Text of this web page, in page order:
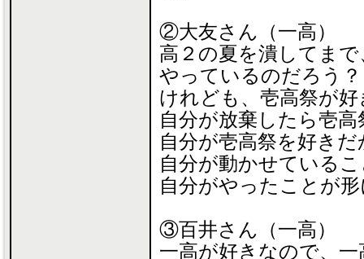
②大友さん（一高）
高２の夏を潰してま
やっているのだろう
けれども、壱高祭が好
自分が放棄したら壱
自分が壱高祭を好き
自分が動かせている
自分がやったことが
③百井さん（一高）
一高が好きなので、